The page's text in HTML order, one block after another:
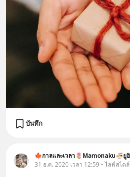
บันทึก
31 ธ.ค. 2020 เวลา 12:59 • ไลฟ์สไตล์